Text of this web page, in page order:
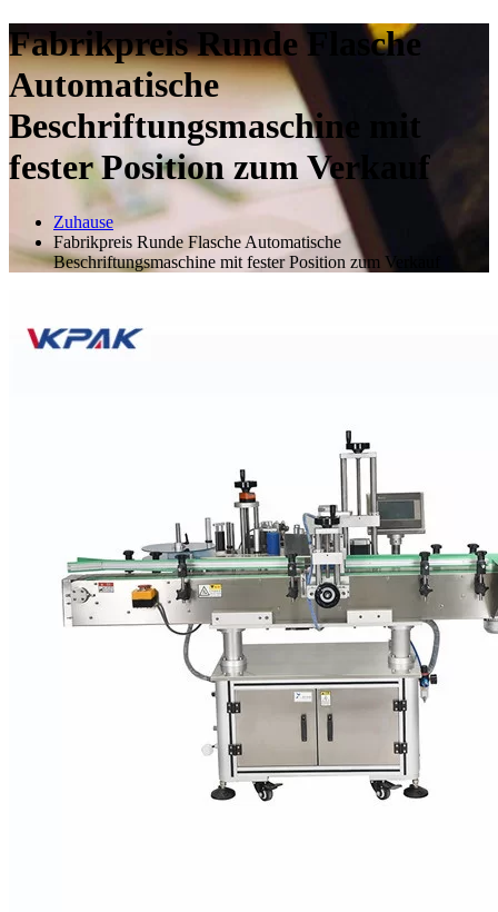
Fabrikpreis Runde Flasche
Automatische
Beschriftungsmaschine mit
fester Position zum Verkauf
Zuhause
Fabrikpreis Runde Flasche Automatische
Beschriftungsmaschine mit fester Position zum Verkauf